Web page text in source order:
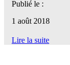
Publié le :
1 août 2018
Lire la suite